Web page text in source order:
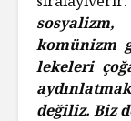
komünizm
lekeleri
değiliz. Biz